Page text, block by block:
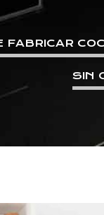
FABRICAR
SIN